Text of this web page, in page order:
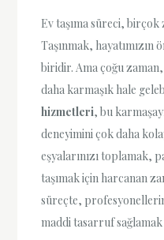
Ev taşıma süreci, birçok
Taşınmak,
biridir. Ama çoğu
daha karmaşık hale
hizmetleri, bu
deneyimini çok daha
eşyalarınızı toplamak,
taşımak için harcanan
süreçte,
maddi tasarruf